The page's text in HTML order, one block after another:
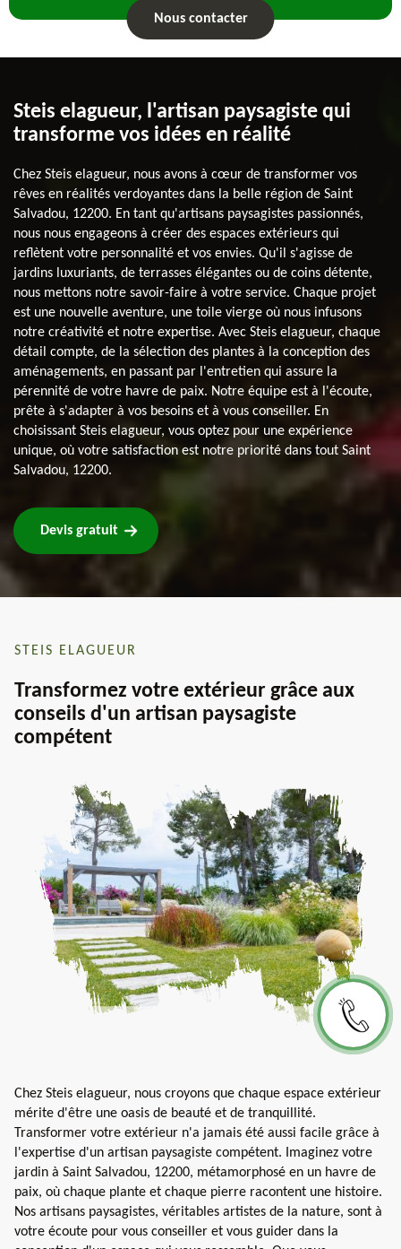
Nous contacter
Steis elagueur, l'artisan paysagiste qui
transforme vos idées en réalité
Chez Steis elagueur, nous avons à cœur de transformer vos
rêves en réalités verdoyantes dans la belle région de Saint
Salvadou, 12200. En tant qu'artisans paysagistes passionnés,
nous nous engageons à créer des espaces extérieurs qui
reflètent votre personnalité et vos envies. Qu'il s'agisse de
jardins luxuriants, de terrasses élégantes ou de coins détente,
nous mettons notre savoir-faire à votre service. Chaque projet
est une nouvelle aventure, une toile vierge où nous infusons
notre créativité et notre expertise. Avec Steis elagueur, chaque
détail compte, de la sélection des plantes à la conception des
aménagements, en passant par l'entretien qui assure la
pérennité de votre havre de paix. Notre équipe est à l'écoute,
prête à s'adapter à vos besoins et à vous conseiller. En
choisissant Steis elagueur, vous optez pour une expérience
unique, où votre satisfaction est notre priorité dans tout Saint
Salvadou, 12200.
Devis gratuit
STEIS ELAGUEUR
Transformez votre extérieur grâce aux
conseils d'un artisan paysagiste
compétent
Chez Steis elagueur, nous croyons que chaque espace extérieur
mérite d'être une oasis de beauté et de tranquillité.
Transformer votre extérieur n'a jamais été aussi facile grâce à
l'expertise d'un artisan paysagiste compétent. Imaginez votre
jardin à Saint Salvadou, 12200, métamorphosé en un havre de
paix, où chaque plante et chaque pierre racontent une histoire.
Nos artisans paysagistes, véritables artistes de la nature, sont à
votre écoute pour vous conseiller et vous guider dans la